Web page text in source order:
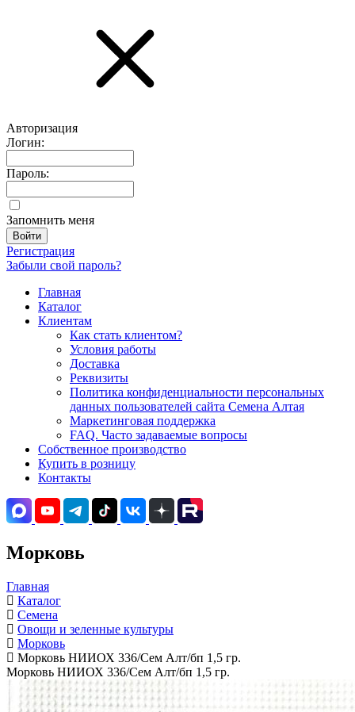
Авторизация
Логин:
Пароль:
Запомнить меня
Регистрация
Забыли свой пароль?
Главная
Каталог
Клиентам
Как стать клиентом?
Условия работы
Доставка
Реквизиты
Политика конфиденциальности персональных
данных пользователей сайта Семена Алтая
Маркетинговая поддержка
FAQ. Часто задаваемые вопросы
Собственное производство
Купить в розницу
Контакты
Морковь
Главная
Каталог
Семена
Овощи и зеленные культуры
Морковь
Морковь НИИОХ 336/Сем Алт/бп 1,5 гр.
Морковь НИИОХ 336/Сем Алт/бп 1,5 гр.